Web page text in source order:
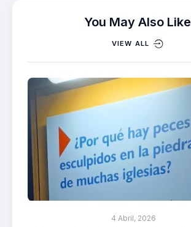
You May Also Like
VIEW ALL
4 Abril, 2026